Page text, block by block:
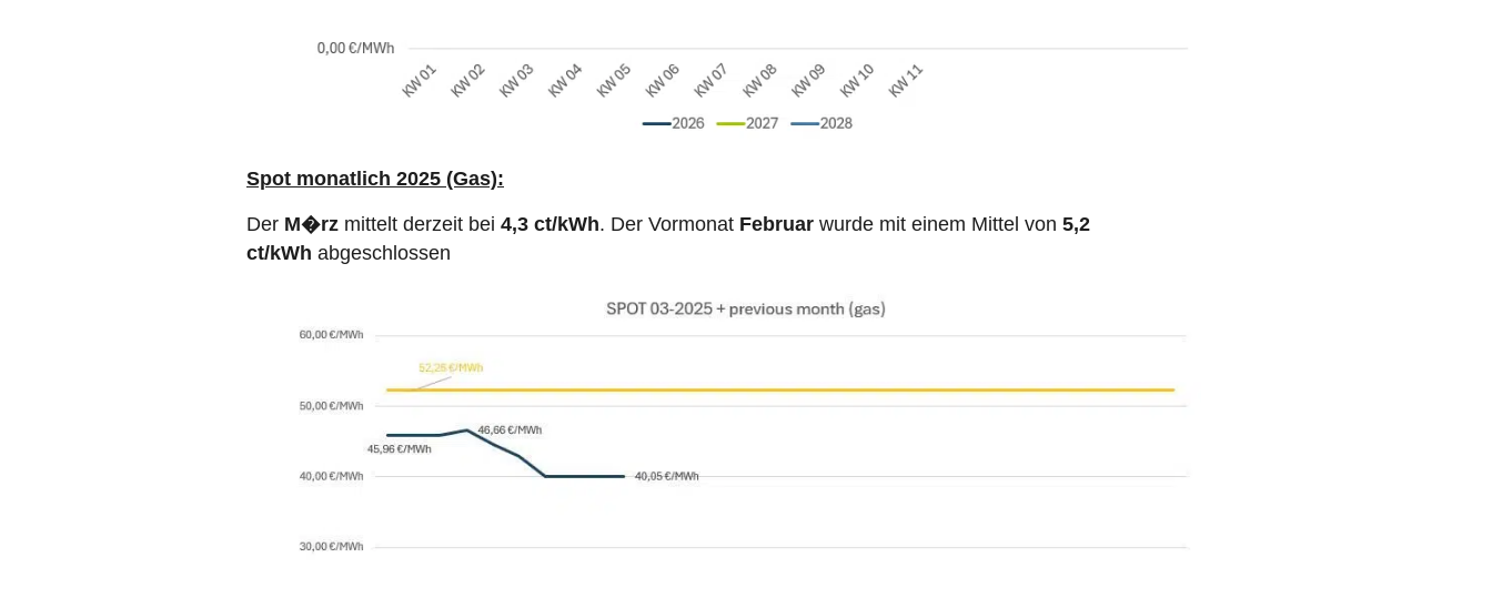
Spot monatlich 2025 (Gas):
Der M�rz mittelt derzeit bei 4,3 ct/kWh. Der Vormonat Februar wurde mit einem Mittel von 5,2
ct/kWh abgeschlossen